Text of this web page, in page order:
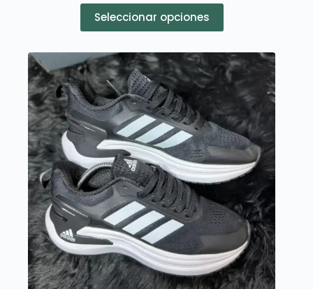
Seleccionar opciones
producto
tiene
variantes.
Las
opciones
se
pueden
elegir
en
la
página
de
producto